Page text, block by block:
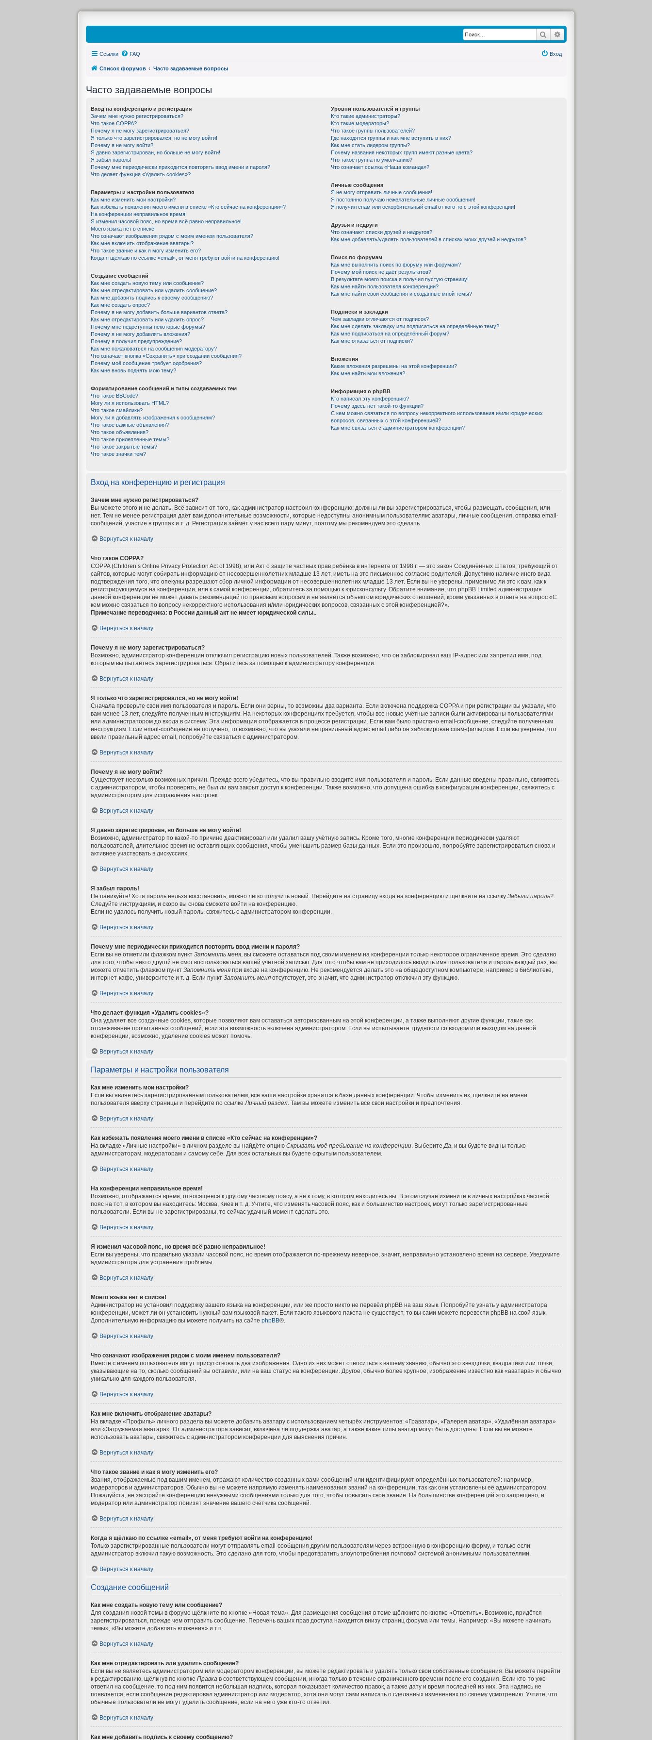
Поиск
Ссылки FAQ Вход
Список форумов Часто задаваемые вопросы
Часто задаваемые вопросы
Вход на конференцию и регистрация
Зачем мне нужно регистрироваться?
Что такое COPPA?
Почему я не могу зарегистрироваться?
Я только что зарегистрировался, но не могу войти!
Почему я не могу войти?
Я давно зарегистрирован, но больше не могу войти!
Я забыл пароль!
Почему мне периодически приходится повторять ввод имени и пароля?
Что делает функция «Удалить cookies»?
Параметры и настройки пользователя
Как мне изменить мои настройки?
Как избежать появления моего имени в списке «Кто сейчас на конференции»?
На конференции неправильное время!
Я изменил часовой пояс, но время всё равно неправильное!
Моего языка нет в списке!
Что означают изображения рядом с моим именем пользователя?
Как мне включить отображение аватары?
Что такое звание и как я могу изменить его?
Когда я щёлкаю по ссылке «email», от меня требуют войти на конференцию!
Создание сообщений
Как мне создать новую тему или сообщение?
Как мне отредактировать или удалить сообщение?
Как мне добавить подпись к своему сообщению?
Как мне создать опрос?
Почему я не могу добавить больше вариантов ответа?
Как мне отредактировать или удалить опрос?
Почему мне недоступны некоторые форумы?
Почему я не могу добавлять вложения?
Почему я получил предупреждение?
Как мне пожаловаться на сообщения модератору?
Что означает кнопка «Сохранить» при создании сообщения?
Почему моё сообщение требует одобрения?
Как мне вновь поднять мою тему?
Форматирование сообщений и типы создаваемых тем
Что такое BBCode?
Могу ли я использовать HTML?
Что такое смайлики?
Могу ли я добавлять изображения к сообщениям?
Что такое важные объявления?
Что такое объявления?
Что такое прилепленные темы?
Что такое закрытые темы?
Что такое значки тем?
Уровни пользователей и группы
Кто такие администраторы?
Кто такие модераторы?
Что такое группы пользователей?
Где находятся группы и как мне вступить в них?
Как мне стать лидером группы?
Почему названия некоторых групп имеют разные цвета?
Что такое группа по умолчанию?
Что означает ссылка «Наша команда»?
Личные сообщения
Я не могу отправить личные сообщения!
Я постоянно получаю нежелательные личные сообщения!
Я получил спам или оскорбительный email от кого-то с этой конференции!
Друзья и недруги
Что означают списки друзей и недругов?
Как мне добавлять/удалять пользователей в списках моих друзей и недругов?
Поиск по форумам
Как мне выполнить поиск по форуму или форумам?
Почему мой поиск не даёт результатов?
В результате моего поиска я получил пустую страницу!
Как мне найти пользователя конференции?
Как мне найти свои сообщения и созданные мной темы?
Подписки и закладки
Чем закладки отличаются от подписок?
Как мне сделать закладку или подписаться на определённую тему?
Как мне подписаться на определённый форум?
Как мне отказаться от подписки?
Вложения
Какие вложения разрешены на этой конференции?
Как мне найти мои вложения?
Информация о phpBB
Кто написал эту конференцию?
Почему здесь нет такой-то функции?
С кем можно связаться по вопросу некорректного использования и/или юридических
вопросов, связанных с этой конференцией?
Как мне связаться с администратором конференции?
Вход на конференцию и регистрация
Зачем мне нужно регистрироваться?
Вы можете этого и не делать. Всё зависит от того, как администратор настроил конференцию: должны ли вы зарегистрироваться, чтобы размещать сообщения, или
нет. Тем не менее регистрация даёт вам дополнительные возможности, которые недоступны анонимным пользователям: аватары, личные сообщения, отправка email-
сообщений, участие в группах и т. д. Регистрация займёт у вас всего пару минут, поэтому мы рекомендуем это сделать.
Вернуться к началу
Что такое COPPA?
COPPA (Children’s Online Privacy Protection Act of 1998), или Акт о защите частных прав ребёнка в интернете от 1998 г. — это закон Соединённых Штатов, требующий от
сайтов, которые могут собирать информацию от несовершеннолетних младше 13 лет, иметь на это письменное согласие родителей. Допустимо наличие иного вида
подтверждения того, что опекуны разрешают сбор личной информации от несовершеннолетних младше 13 лет. Если вы не уверены, применимо ли это к вам, как к
регистрирующемуся на конференции, или к самой конференции, обратитесь за помощью к юрисконсульту. Обратите внимание, что phpBB Limited администрация
данной конференции не может давать рекомендаций по правовым вопросам и не является объектом юридических отношений, кроме указанных в ответе на вопрос «С
кем можно связаться по вопросу некорректного использования и/или юридических вопросов, связанных с этой конференцией?».
Примечание переводчика: в России данный акт не имеет юридической силы..
Вернуться к началу
Почему я не могу зарегистрироваться?
Возможно, администратор конференции отключил регистрацию новых пользователей. Также возможно, что он заблокировал ваш IP-адрес или запретил имя, под
которым вы пытаетесь зарегистрироваться. Обратитесь за помощью к администратору конференции.
Вернуться к началу
Я только что зарегистрировался, но не могу войти!
Сначала проверьте свои имя пользователя и пароль. Если они верны, то возможны два варианта. Если включена поддержка COPPA и при регистрации вы указали, что
вам менее 13 лет, следуйте полученным инструкциям. На некоторых конференциях требуется, чтобы все новые учётные записи были активированы пользователями
или администратором до входа в систему. Эта информация отображается в процессе регистрации. Если вам было прислано email-сообщение, следуйте полученным
инструкциям. Если email-сообщение не получено, то возможно, что вы указали неправильный адрес email либо он заблокирован спам-фильтром. Если вы уверены, что
ввели правильный адрес email, попробуйте связаться с администратором.
Вернуться к началу
Почему я не могу войти?
Существует несколько возможных причин. Прежде всего убедитесь, что вы правильно вводите имя пользователя и пароль. Если данные введены правильно, свяжитесь
с администратором, чтобы проверить, не был ли вам закрыт доступ к конференции. Также возможно, что допущена ошибка в конфигурации конференции, свяжитесь с
администратором для исправления настроек.
Вернуться к началу
Я давно зарегистрирован, но больше не могу войти!
Возможно, администратор по какой-то причине деактивировал или удалил вашу учётную запись. Кроме того, многие конференции периодически удаляют
пользователей, длительное время не оставляющих сообщения, чтобы уменьшить размер базы данных. Если это произошло, попробуйте зарегистрироваться снова и
активнее участвовать в дискуссиях.
Вернуться к началу
Я забыл пароль!
Не паникуйте! Хотя пароль нельзя восстановить, можно легко получить новый. Перейдите на страницу входа на конференцию и щёлкните на ссылку Забыли пароль?.
Следуйте инструкциям, и скоро вы снова сможете войти на конференцию.
Если не удалось получить новый пароль, свяжитесь с администратором конференции.
Вернуться к началу
Почему мне периодически приходится повторять ввод имени и пароля?
Если вы не отметили флажком пункт Запомнить меня, вы сможете оставаться под своим именем на конференции только некоторое ограниченное время. Это сделано
для того, чтобы никто другой не смог воспользоваться вашей учётной записью. Для того чтобы вам не приходилось вводить имя пользователя и пароль каждый раз, вы
можете отметить флажком пункт Запомнить меняпри входе на конференцию. Не рекомендуется делать это на общедоступном компьютере, например в библиотеке,
интернет-кафе, университете и т. д. Если пункт Запомнить меняотсутствует, это значит, что администратор отключил эту функцию.
Вернуться к началу
Что делает функция «Удалить cookies»?
Она удаляет все созданные cookies, которые позволяют вам оставаться авторизованным на этой конференции, а также выполняют другие функции, такие как
отслеживание прочитанных сообщений, если эта возможность включена администратором. Если вы испытываете трудности со входом или выходом на данной
конференции, возможно, удаление cookies может помочь.
Вернуться к началу
Параметры и настройки пользователя
Как мне изменить мои настройки?
Если вы являетесь зарегистрированным пользователем, все ваши настройки хранятся в базе данных конференции. Чтобы изменить их, щёлкните на имени
пользователя вверху страницы и перейдите по ссылкеЛичный раздел. Там вы можете изменить все свои настройки и предпочтения.
Вернуться к началу
Как избежать появления моего имени в списке «Кто сейчас на конференции»?
На вкладке «Личные настройки» в личном разделе вы найдёте опцию Скрывать моё пребывание на конференции. ВыберитеДа, и вы будете видны только
администраторам, модераторам и самому себе. Для всех остальных вы будете скрытым пользователем.
Вернуться к началу
На конференции неправильное время!
Возможно, отображается время, относящееся к другому часовому поясу, а не к тому, в котором находитесь вы. В этом случае измените в личных настройках часовой
пояс на тот, в котором вы находитесь: Москва, Киев и т. д. Учтите, что изменять часовой пояс, как и большинство настроек, могут только зарегистрированные
пользователи. Если вы не зарегистрированы, то сейчас удачный момент сделать это.
Вернуться к началу
Я изменил часовой пояс, но время всё равно неправильное!
Если вы уверены, что правильно указали часовой пояс, но время отображается по-прежнему неверное, значит, неправильно установлено время на сервере. Уведомите
администратора для устранения проблемы.
Вернуться к началу
Моего языка нет в списке!
Администратор не установил поддержку вашего языка на конференции, или же просто никто не перевёл phpBB на ваш язык. Попробуйте узнать у администратора
конференции, может ли он установить нужный вам языковой пакет. Если такого языкового пакета не существует, то вы сами можете перевести phpBB на свой язык.
Дополнительную информацию вы можете получить на сайте phpBB®.
Вернуться к началу
Что означают изображения рядом с моим именем пользователя?
Вместе с именем пользователя могут присутствовать два изображения. Одно из них может относиться к вашему званию, обычно это звёздочки, квадратики или точки,
указывающие на то, сколько сообщений вы оставили, или на ваш статус на конференции. Другое, обычно более крупное, изображение известно как «аватара» и обычно
уникально для каждого пользователя.
Вернуться к началу
Как мне включить отображение аватары?
На вкладке «Профиль» личного раздела вы можете добавить аватару с использованием четырёх инструментов: «Граватар», «Галерея аватар», «Удалённая аватара»
или «Загружаемая аватара». От администратора зависит, включена ли поддержка аватар, а также какие типы аватар могут быть доступны. Если вы не можете
использовать аватары, свяжитесь с администратором конференции для выяснения причин.
Вернуться к началу
Что такое звание и как я могу изменить его?
Звания, отображаемые под вашим именем, отражают количество созданных вами сообщений или идентифицируют определённых пользователей: например,
модераторов и администраторов. Обычно вы не можете напрямую изменять наименования званий на конференции, так как они установлены её администратором.
Пожалуйста, не засоряйте конференцию ненужными сообщениями только для того, чтобы повысить своё звание. На большинстве конференций это запрещено, и
модератор или администратор понизят значение вашего счётчика сообщений.
Вернуться к началу
Когда я щёлкаю по ссылке «email», от меня требуют войти на конференцию!
Только зарегистрированные пользователи могут отправлять email-сообщения другим пользователям через встроенную в конференцию форму, и только если
администратор включил такую возможность. Это сделано для того, чтобы предотвратить злоупотребления почтовой системой анонимными пользователями.
Вернуться к началу
Создание сообщений
Как мне создать новую тему или сообщение?
Для создания новой темы в форуме щёлкните по кнопке «Новая тема». Для размещения сообщения в теме щёлкните по кнопке «Ответить». Возможно, придётся
зарегистрироваться, прежде чем отправить сообщение. Перечень ваших прав доступа находится внизу страниц форума или темы. Например: «Вы можете начинать
темы», «Вы можете добавлять вложения» и т.п.
Вернуться к началу
Как мне отредактировать или удалить сообщение?
Если вы не являетесь администратором или модератором конференции, вы можете редактировать и удалять только свои собственные сообщения. Вы можете перейти
к редактированию, щёлкнув по кнопке Правкав соответствующем сообщении, иногда только в течение ограниченного времени после его создания. Если кто-то уже
ответил на сообщение, то под ним появится небольшая надпись, которая показывает количество правок, а также дату и время последней из них. Эта надпись не
появляется, если сообщение редактировал администратор или модератор, хотя они могут сами написать о сделанных изменениях по своему усмотрению. Учтите, что
обычные пользователи не могут удалить сообщение, если на него уже кто-то ответил.
Вернуться к началу
Как мне добавить подпись к своему сообщению?